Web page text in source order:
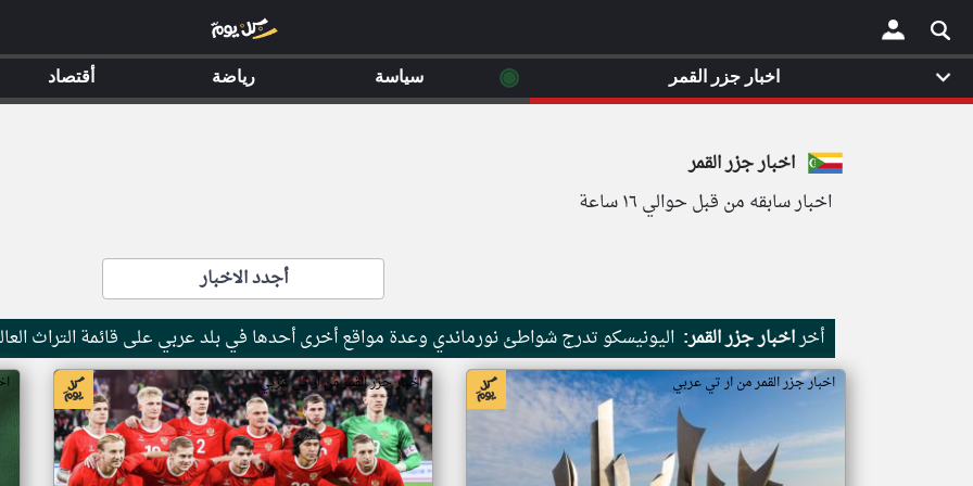
×
اخبار جزر القمر
اخبار سابقه من قبل حوالي ١٦ ساعة
أجدد الاخبار
أخراخبار جزر القمر: اليونيسكو تدرج شواطئ نورماندي وعدة مواقع أخرى أحدها في بلد عربي على قائمة التراث
اخبار جزر القمر من ار تي عربي اخبار جزر القمر من ار تي عربي
اخبار جزر القمر ◉ سياسة رياضة أقتصاد